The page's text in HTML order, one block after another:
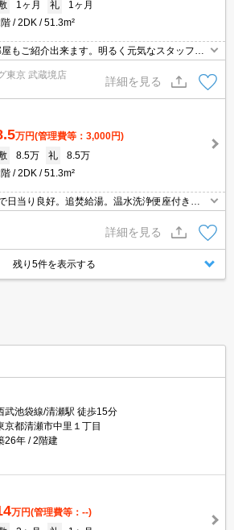
1ヶ月 礼
1ヶ月
2DK 51.3m²
もご紹介出来ます。明るく元気なスタッフが
ただきます。オンラインで見学・接客可能で
合わせ下さい☆★
東京 武蔵境店
詳細を見る
万円(管理費等：3,000円)
8.5万 礼
8.5万
2DK 51.3m²
日当り良好。追焚給湯。温水洗浄便座付き。
ウンターキッチン。エアコン1基付き。バル
ートはここから。仲介手数料家賃の0.55ヵ月
詳細を見る
残り5件を表示する
武池袋線/清瀬駅 徒歩15分
京都清瀬市中里１丁目
26年
2階建
万円(管理費等：--)